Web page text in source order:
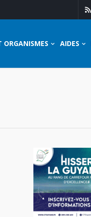
ORGANISMES AIDES